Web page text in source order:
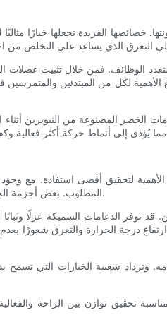
خصائصها الفريدة تجعلها خيارًا
الوظائف. فمن خلال تثبيت عضلات
لكل من المبتدئين
الخصر المصنوعة من النيوبرين
الأهمية لتحقيق أقصى استفادة.
المطلوب. بعض أحزمة الخصر مزوّدة بأحزمة قابلة للتعديل تسمح للمستخدمين بتغيير المقاس، مما يضمن بقاء الحزام محكمًا ومريحًا طوال فترة التمرين.
الدعامات السميكة عزلًا وثباتًا
درجة الحرارة والتعرق شعورًا
وتزداد شعبية الخيارات التي
تحقيق توازن بين الراحة